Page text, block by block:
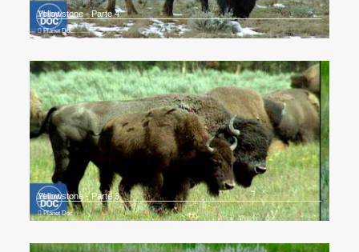
Yellowstone - Parte 4
Planet Doc
Yellowstone - Parte 3
Planet Doc